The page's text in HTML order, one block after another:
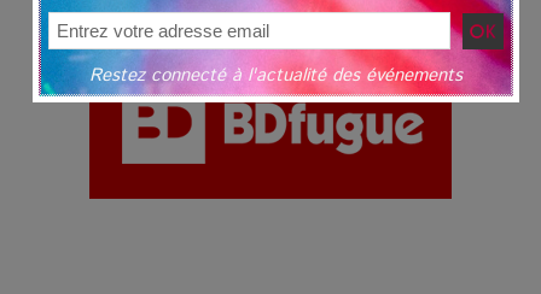
Restez connecté à l'actualité des événements